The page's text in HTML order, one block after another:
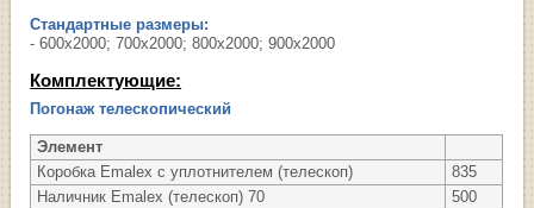
Стандартные размеры:
- 600х2000; 700х2000; 800х2000; 900х2000
Комплектующие:
Погонаж телескопический
Элемент
Коробка Emalex с уплотнителем (телескоп)
835
Наличник Emalex (телескоп) 70
500